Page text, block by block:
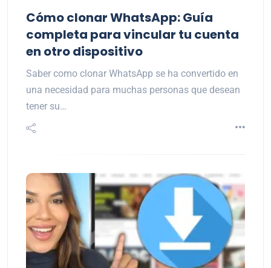
Cómo clonar WhatsApp: Guía
completa para vincular tu cuenta
en otro dispositivo
Saber como clonar WhatsApp se ha convertido en
una necesidad para muchas personas que desean
tener su…